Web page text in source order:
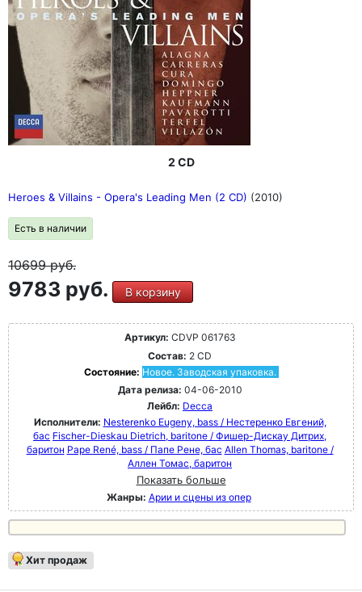
2 CD
Heroes & Villains - Opera's Leading Men (2 CD) (2010)
Есть в наличии
10699руб.
9783 руб. В корзину
Артикул: CDVP 061763
Состав: 2 CD
Состояние: Новое. Заводская упаковка.
Дата релиза: 04-06-2010
Лейбл: Decca
Исполнители: Nesterenko Eugeny, bass / Нестеренко Евгений,
бас Fischer-Dieskau Dietrich, baritone / Фишер-Дискау Дитрих,
баритон Pape René, bass / Папе Рене, бас Allen Thomas, baritone /
Аллен Томас, баритон
Показать больше
Жанры: Арии и сцены из опер
Хит продаж